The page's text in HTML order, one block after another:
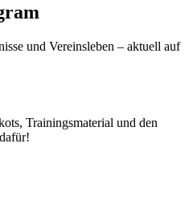
und Vereinsleben – aktuell auf
Trainingsmaterial und den